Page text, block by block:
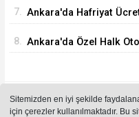
Sitemizden en iyi şekilde
için çerezler kullanılmaktadır. Bu
7. Ankara'da Hafriyat
8. Ankara'da Özel Halk